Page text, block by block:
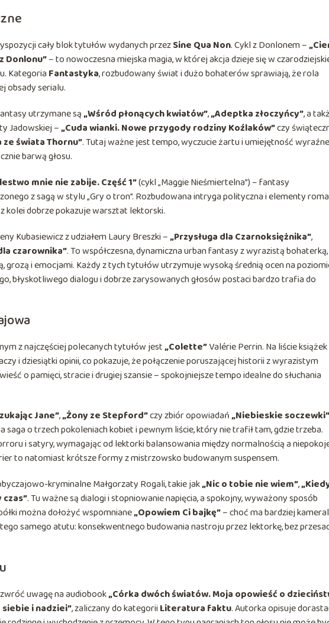
cały blok tytułów wydanych przezSine Qua Non. Cykl z Donlonem –
Donlonu”– to nowoczesna miejska magia, w której akcja dzieje się w
Kategoria Fantastyka, rozbudowany świat i dużo bohaterów sprawiają, że rola
obsady serialu.
utrzymane są„Wśród płonących kwiatów”,„Adeptka złoczyńcy”, a
Jadowskiej –„Cuda wianki. Nowe przygody rodziny Koźlaków”czy
świata Thornu”. Tutaj ważne jest tempo, wyczucie żartu i umiejętność
barwą głosu.
mnie nie zabije. Część 1”(cykl „Maggie Nieśmiertelna”) – fantasy
z sagą w stylu „Gry o tron”. Rozbudowana intryga polityczna i elementy
kolei dobrze pokazuje warsztat lektorski.
Kubasiewicz z udziałem Laury Breszki –„Przysługa dla Czarnoksiężnika”,
czarownika”. To współczesna, dynamiczna urban fantasy z wyrazistą
i emocjami. Każdy z tych tytułów utrzymuje wysoką średnią ocen na
błyskotliwego dialogu i dobrze zarysowanych głosów postaci bardzo trafia do
z najczęściej polecanych tytułów jest„Colette”Valérie Perrin. Na liście książek
i dziesiątki opinii, co pokazuje, że połączenie poruszającej historii z wyrazistym
o pamięci, stracie i drugiej szansie – spokojniejsze tempo idealne do słuchania
Jane”,„Żony ze Stepford”czy zbiór opowiadań„Niebieskie soczewki”
saga o trzech pokoleniach kobiet i pewnym liście, który nie trafił tam, gdzie trzeba.
i satyry, wymagając od lektorki balansowania między normalnością a
to natomiast krótsze formy z mistrzowsko budowanym suspensem.
kryminalne Małgorzaty Rogali, takie jak„Nic o tobie nie wiem”,
czas”. Tu ważne są dialogi i stopniowanie napięcia, a spokojny, wyważony sposób
można dołożyć wspomniane„Opowiem Ci bajkę”– choć ma bardziej
samego atutu: konsekwentnego budowania nastroju przez lektorkę, bez
uwagę na audiobook„Córka dwóch światów. Moja opowieść o
i nadziei”, zaliczany do kategorii Literatura faktu. Autorka opisuje